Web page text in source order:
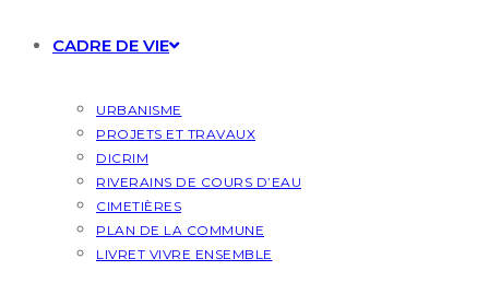
CADRE DE VIE
URBANISME
PROJETS ET TRAVAUX
DICRIM
RIVERAINS DE COURS D’EAU
CIMETIÈRES
PLAN DE LA COMMUNE
LIVRET VIVRE ENSEMBLE